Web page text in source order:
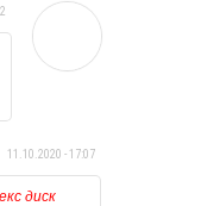
11.10.2020 - 17:07
диск